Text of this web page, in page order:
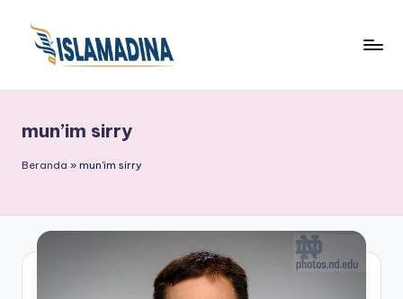
mun’im sirry
Beranda » mun'im sirry